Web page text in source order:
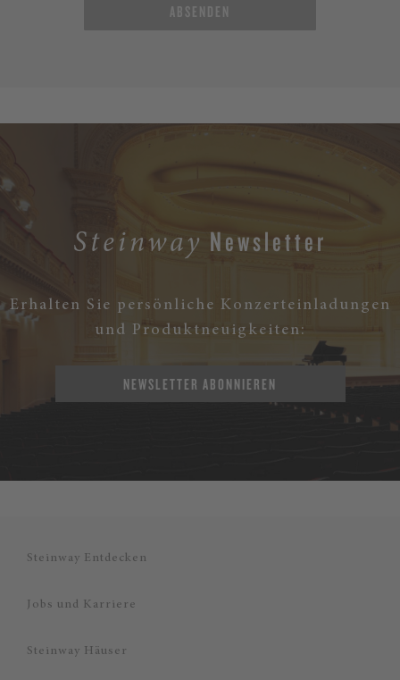
ABSENDEN
Steinway Newsletter
Erhalten Sie persönliche Konzerteinladungen
und Produktneuigkeiten:
NEWSLETTER ABONNIEREN
Steinway Entdecken
Jobs und Karriere
Steinway Häuser